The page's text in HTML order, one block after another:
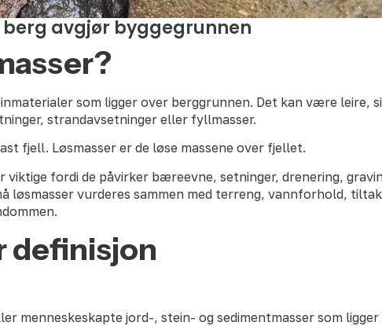
avgjør byggegrunnen
som ligger over berggrunnen. Det kan være leire,
strandavsetninger eller fyllmasser.
fjell. Løsmasser er de løse massene over fjellet.
viktige fordi de påvirker bæreevne, setninger, drenering,
løsmasser vurderes sammen med terreng, vannforhold,
definisjon
menneskeskapte jord-, stein- og sedimentmasser som